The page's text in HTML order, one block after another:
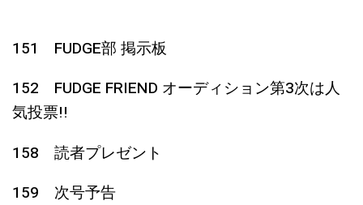
151 FUDGE部 掲示板
152 FUDGE FRIEND オーディション第3次は人
気投票!!
158 読者プレゼント
159 次号予告